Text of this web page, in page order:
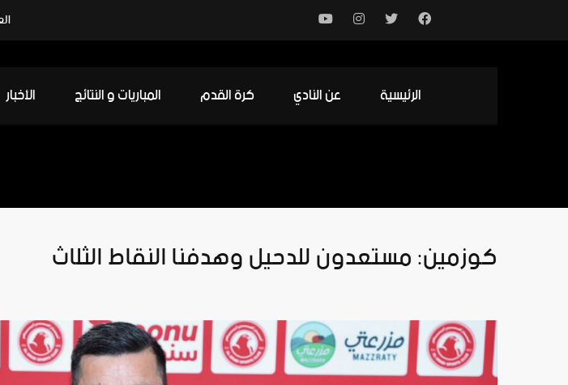
الرئيسية عن النادي كرة القدم المباريات و النتائج الأخبار
كوزمين: مستعدون للدحيل وهدفنا النقاط الثلاث